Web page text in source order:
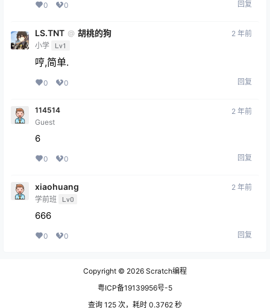
0 0 回复
LS.TNT @ 胡桃的狗
小学 Lv1
2 年前
哼,简单.
0 0 回复
114514
Guest
2 年前
6
0 0 回复
xiaohuang
学前班 Lv0
2 年前
666
0 0 回复
Copyright © 2026 Scratch编程
粤ICP备19139956号-5
查询 125 次，耗时 0.3762 秒